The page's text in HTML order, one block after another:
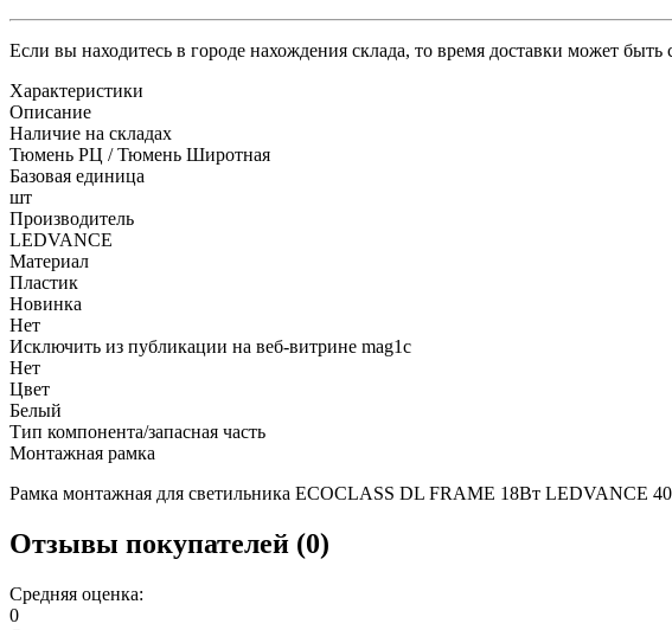
Если вы находитесь в городе нахождения склада, то время доставки может
Характеристики
Описание
Наличие на складах
Тюмень РЦ / Тюмень Широтная
Базовая единица
шт
Производитель
LEDVANCE
Материал
Пластик
Новинка
Нет
Исключить из публикации на веб-витрине mag1c
Нет
Цвет
Белый
Тип компонента/запасная часть
Монтажная рамка
Рамка монтажная для светильника ECOCLASS DL FRAME 18Вт LEDVANCE
Отзывы покупателей (0)
Средняя оценка:
0